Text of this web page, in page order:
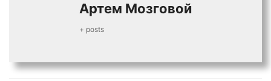
Артем Мозговой
+ posts